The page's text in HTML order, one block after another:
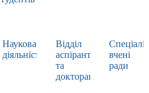
Наукова
діяльність
Відділ
аспірантури
та
докторантури
вчені
ради